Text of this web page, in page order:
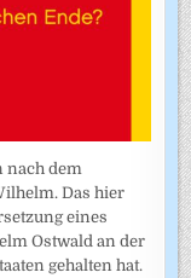
nach dem
Das hier
eines
Ostwald an der
gehalten hat.